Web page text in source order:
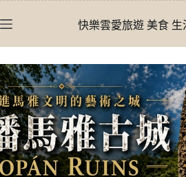
至
內
容
快樂雲愛旅遊 美食 生